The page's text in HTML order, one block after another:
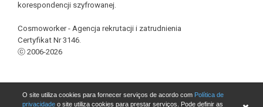
O site utiliza cookies para fornecer serviços de acordo com Política de
privacidade o site utiliza cookies para prestar serviços. Pode definir as
korespondencji szyfrowanej.
Cosmoworker - Agencja rekrutacji i zatrudnienia
Certyfikat Nr 3146.
ⓒ 2006-2026